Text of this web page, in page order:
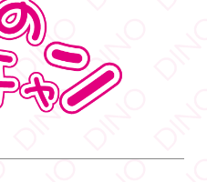
フォロー
Twitter
ノ／AVプロダクション リツイートされ